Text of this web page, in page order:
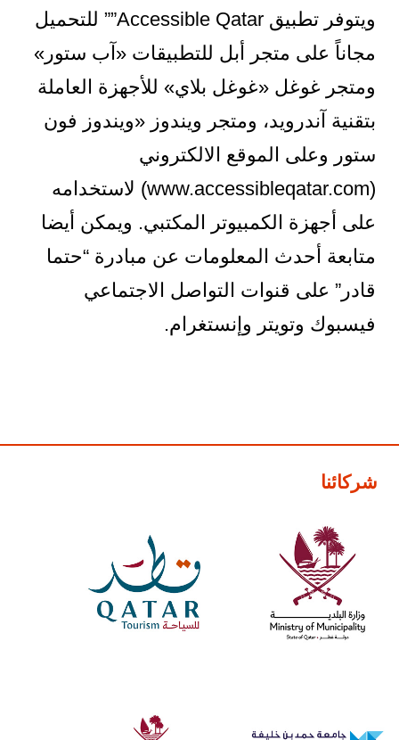
ويتوفر تطبيق Accessible Qatar”” للتحميل
مجاناً على متجر أبل للتطبيقات «آب ستور»
ومتجر غوغل «غوغل بلاي» للأجهزة العاملة
بتقنية آندرويد، ومتجر ويندوز «ويندوز فون
ستور وعلى الموقع الالكتروني
(www.accessibleqatar.com) لاستخدامه
على أجهزة الكمبيوتر المكتبي. ويمكن أيضا
متابعة أحدث المعلومات عن مبادرة “حتما
قادر” على قنوات التواصل الاجتماعي
فيسبوك وتويتر وإنستغرام.
شركائنا